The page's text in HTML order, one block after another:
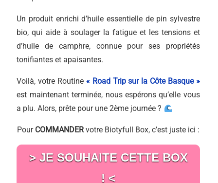
Un produit enrichi d’huile essentielle de pin sylvestre
bio, qui aide à soulager la fatigue et les tensions et
d’huile de camphre, connue pour ses propriétés
tonifiantes et apaisantes.
Voilà, votre Routine « Road Trip sur la Côte Basque »
est maintenant terminée, nous espérons qu’elle vous
a plu. Alors, prête pour une 2ème journée ?
Pour COMMANDERvotre Biotyfull Box, c’est juste ici :
> JE SOUHAITE CETTE BOX
! <